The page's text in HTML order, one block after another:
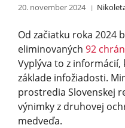
20. november 2024
Od začiatku roka 2024
eliminovaných 92
Vyplýva to z informácií,
základe infožiadosti.
prostredia Slovenskej
výnimky z druhovej
medveďa.